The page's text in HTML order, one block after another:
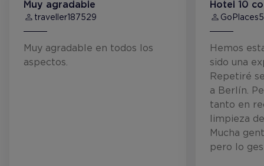
Muy agradable
traveller187529
Muy agradable en todos los
aspectos.
Hotel 10
Hemos
sido una
Repetiré
a Berlín.
tanto en
limpieza
Mucha
pero lo